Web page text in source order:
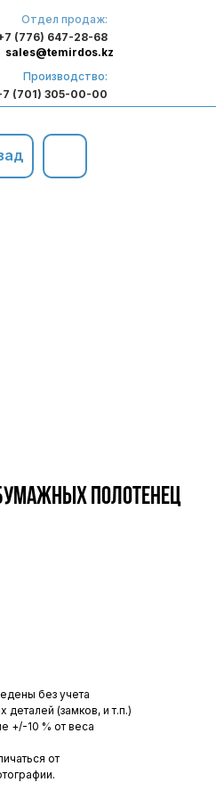
Отдел продаж:
(776) 647-28-68
Производство:
(701) 305-00-00
sales@temirdos.kz
полотенец
без учета
деталей (замков, и т.п.)
+/-10 % от веса
от